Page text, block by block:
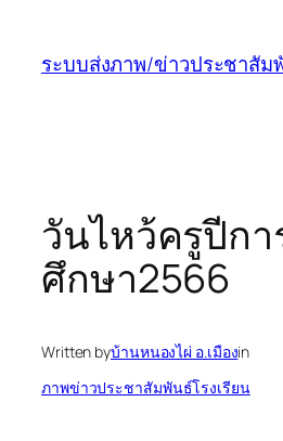
ระบบส่งภาพ/ข่าวประชาสัม
วันไหว้ครูปีกา
ศึกษา2566
Written byบ้านหนองไผ่ อ.เมืองin
ภาพข่าวประชาสัมพันธ์โรงเรียน